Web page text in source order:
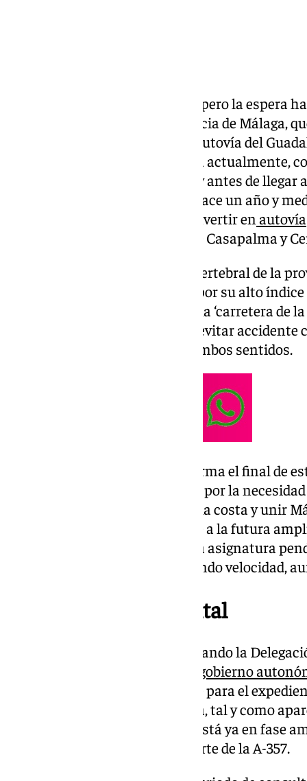
Diecisiete años. Se dice pronto, pero la espera
vecinos del interior de la provincia de Málaga,
esperando la ampliación de la autovía del
desdoblamiento en el que acaba actualmente,
junto a la gasolinera BP que hay antes de
túnel comenzó a esclarecerse hace un año y
redacción del proyecto para convertir en autovía
de la vía A-357 entre el enlace de Casapalma y
Si hay algo que marca esta vía vertebral de la
vehículos al día es la polémica por su alto
desde hace ya un tiempo como la ‘carretera de
implementando medidas para evitar accidente
separación en el centro entre ambos sentidos.
El tramo que a día de hoy conforma el final de
2007 y, en principio, se justificó por la
del Guadalhorce con la capital, la costa y unir
Campillos. Todo ello, como base a la futura
cerca. Este proyecto es la eterna asignatura
Andalucía que, al fin, está cogiendo velocidad,
Autorización ambiental
Ha sido esta misma semana cuando la
gobierno
información pública pertinente para el
unificada para extender esta vía, tal y como
quiere decir que la ampliación está ya en fase
kilómetros que van a formar parte de la A-357.